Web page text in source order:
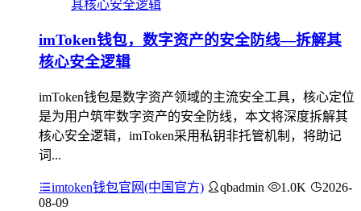
imToken钱包，数字资产的安全防线—拆解其
核心安全逻辑
imToken钱包是数字资产领域的主流安全工具，核心定位
是为用户筑牢数字资产的安全防线，本文将深度拆解其
核心安全逻辑，imToken采用私钥非托管机制，将助记
词...
imtoken钱包官网(中国官方) qbadmin 1.0K
2026-
08-09